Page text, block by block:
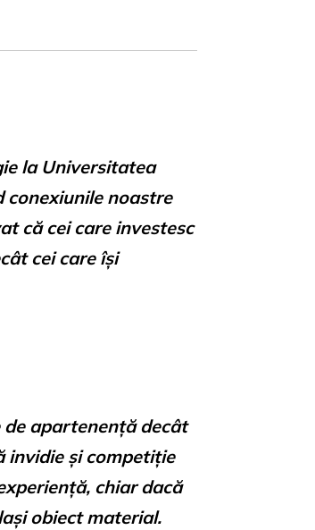
la Universitatea
conexiunile noastre
că cei care investesc
cei care își
apartenență decât
invidie și competiție
chiar dacă
obiect material.